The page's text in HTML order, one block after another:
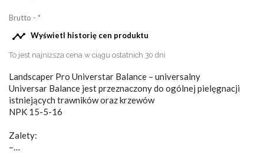
Brutto *
 Wyświetl historię cen produktu
To jest najniższa cena w ciągu ostatnich 30 dni
Landscaper Pro Universtar Balance – universalny
Universar Balance jest przeznaczony do ogólnej pielęgnacji
istniejących trawników oraz krzewów
NPK 15-5-16
Zalety:
–…